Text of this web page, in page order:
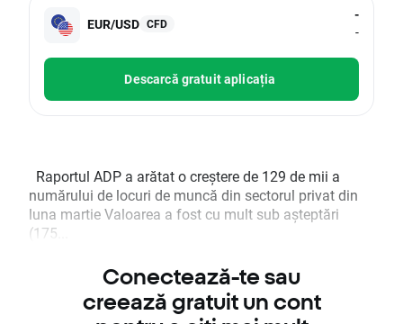
EUR/USD CFD
-
-
Descarcă gratuit aplicația
Raportul ADP a arătat o creștere de 129 de mii a
numărului de locuri de muncă din sectorul privat din
luna martie Valoarea a fost cu mult sub așteptări
(175...
Conectează-te sau
creează gratuit un cont